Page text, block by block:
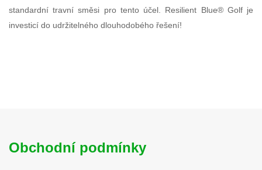
standardní travní směsi pro tento účel. Resilient Blue® Golf je
investicí do udržitelného dlouhodobého řešení!
Obchodní podmínky